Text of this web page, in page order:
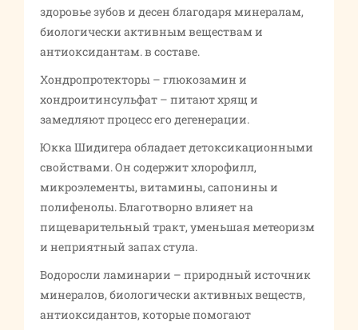
здоровье зубов и десен благодаря минералам,
биологически активным веществам и
антиоксидантам. в составе.
Хондропротекторы – глюкозамин и
хондроитинсульфат – питают хрящ и
замедляют процесс его дегенерации.
Юкка Шидигера обладает детоксикационными
свойствами. Он содержит хлорофилл,
микроэлементы, витамины, сапонины и
полифенолы. Благотворно влияет на
пищеварительный тракт, уменьшая метеоризм
и неприятный запах стула.
Водоросли ламинарии – природный источник
минералов, биологически активных веществ,
антиоксидантов, которые помогают